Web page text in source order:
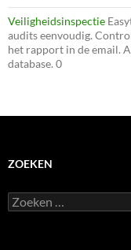
Veiligheidsinspectie
audits eenvoudig.
het rapport in de email.
database. 0
ZOEKEN
Zoeken
naar: